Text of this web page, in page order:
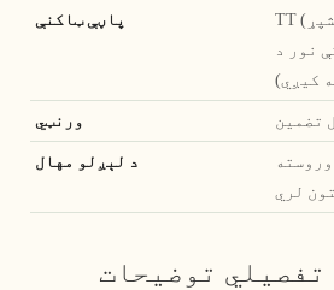
TT (د بار وړلو دمخه بشپړ
نور د
تفصيلي توضیحات